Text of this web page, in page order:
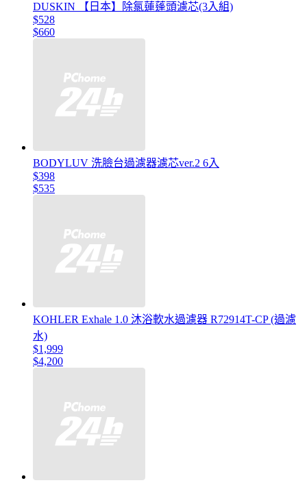
DUSKIN 【日本】除氯蓮蓬頭濾芯(3入組)
$528
$660
BODYLUV 洗臉台過濾器濾芯ver.2 6入
$398
$535
KOHLER Exhale 1.0 沐浴軟水過濾器 R72914T-CP (過濾
水)
$1,999
$4,200